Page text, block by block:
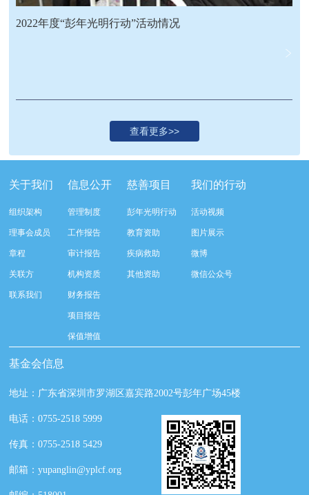
2022年度“彭年光明行动”活动情况
关于我们
组织架构
理事会成员
章程
关联方
联系我们
信息公开
管理制度
工作报告
审计报告
机构资质
财务报告
项目报告
保值增值
慈善项目
彭年光明行动
教育资助
疾病救助
其他资助
我们的行动
活动视频
图片展示
微博
微信公众号
基金会信息
地址：广东省深圳市罗湖区嘉宾路2002号彭年广场45楼
电话：0755-2518 5999
传真：0755-2518 5429
邮箱：yupanglin@yplcf.org